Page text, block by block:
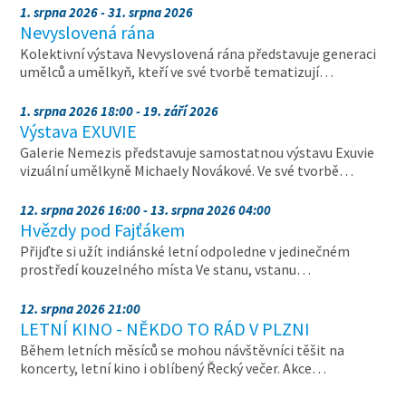
1. srpna 2026 - 31. srpna 2026
Nevyslovená rána
Kolektivní výstava Nevyslovená rána představuje generaci
umělců a umělkyň, kteří ve své tvorbě tematizují…
1. srpna 2026 18:00 - 19. září 2026
Výstava EXUVIE
Galerie Nemezis představuje samostatnou výstavu Exuvie
vizuální umělkyně Michaely Novákové. Ve své tvorbě…
12. srpna 2026 16:00 - 13. srpna 2026 04:00
Hvězdy pod Fajťákem
Přijďte si užít indiánské letní odpoledne v jedinečném
prostředí kouzelného místa Ve stanu, vstanu…
12. srpna 2026 21:00
LETNÍ KINO - NĚKDO TO RÁD V PLZNI
Během letních měsíců se mohou návštěvníci těšit na
koncerty, letní kino i oblíbený Řecký večer. Akce…